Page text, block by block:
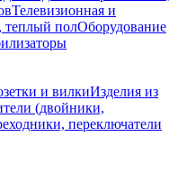
Телевизионная и
теплый полОборудование
и вилкиИзделия из
(двойники,
переключатели